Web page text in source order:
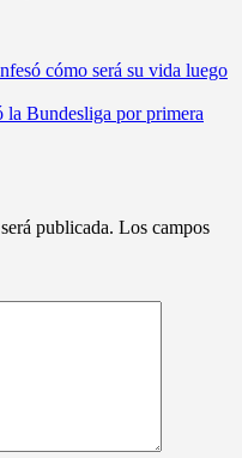
cómo será su vida luego
Bundesliga por primera
publicada. Los campos